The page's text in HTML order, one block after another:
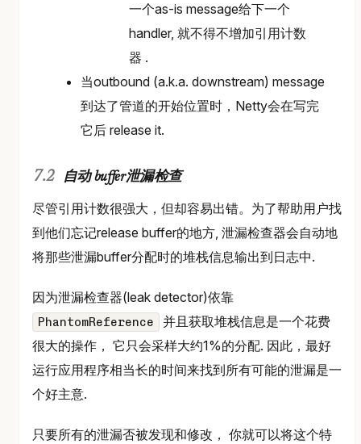
一个as-is message给下一个
handler, 就不得不增加引用计数
器 .
当outbound (a.k.a. downstream) message
到达了管道的开始位置时，Netty会在写完
它后 release it.
自动 buffer泄漏检查
尽管引用计数很强大，但却容易出错。为了帮助用户找
到他们忘记release buffer的地方, 泄漏检查器会自动地
将那些泄漏buffer分配时的堆栈信息输出到日志中.
因为泄漏检查器(leak detector)依靠
PhantomReference
并且获取堆栈信息是一个花费
很大的操作， 它只会采样大约1%的分配. 因此，最好
运行应用程序相当长的时间来找到所有可能的泄漏是一
个好主意.
只要所有的泄漏否被发现和修改， 你就可以将这个特